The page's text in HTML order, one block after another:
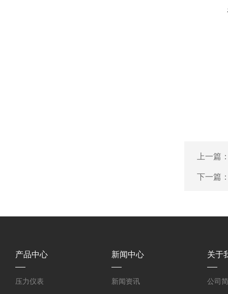
上一篇
下一篇
产品中心
压力仪表
新闻中心
新闻资讯
关于
公司